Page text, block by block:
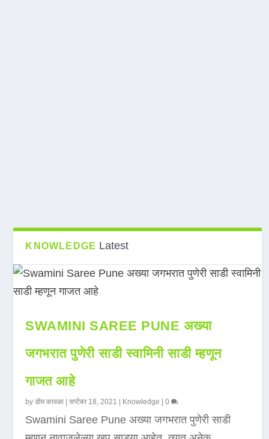
KNOWLEDGE Latest
SWAMINI SAREE PUNE अख्या
जगभरात पुणेरी साडी स्वामिनी साडी म्हणून
गाजत आहे
byडोम कावळा |सप्टेंबर 18, 2021 Knowledge |0
Swamini Saree Pune अख्या जगभरात पुणेरी साडी